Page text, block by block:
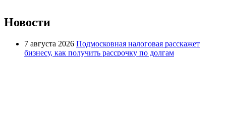
Новости
7 августа 2026 Подмосковная налоговая расскажет
бизнесу, как получить рассрочку по долгам